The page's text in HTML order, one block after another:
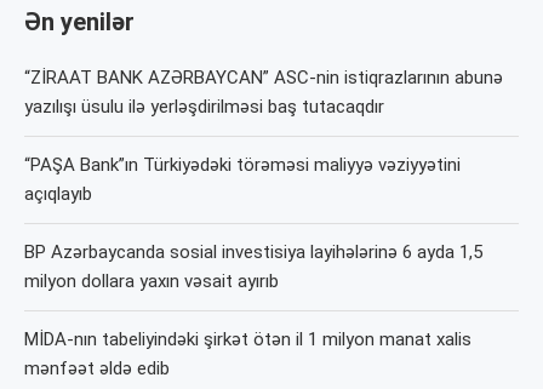
Ən yenilər
“ZİRAAT BANK AZƏRBAYCAN” ASC-nin istiqrazlarının abunə
yazılışı üsulu ilə yerləşdirilməsi baş tutacaqdır
“PAŞA Bank”ın Türkiyədəki törəməsi maliyyə vəziyyətini
açıqlayıb
BP Azərbaycanda sosial investisiya layihələrinə 6 ayda 1,5
milyon dollara yaxın vəsait ayırıb
MİDA-nın tabeliyindəki şirkət ötən il 1 milyon manat xalis
mənfəət əldə edib